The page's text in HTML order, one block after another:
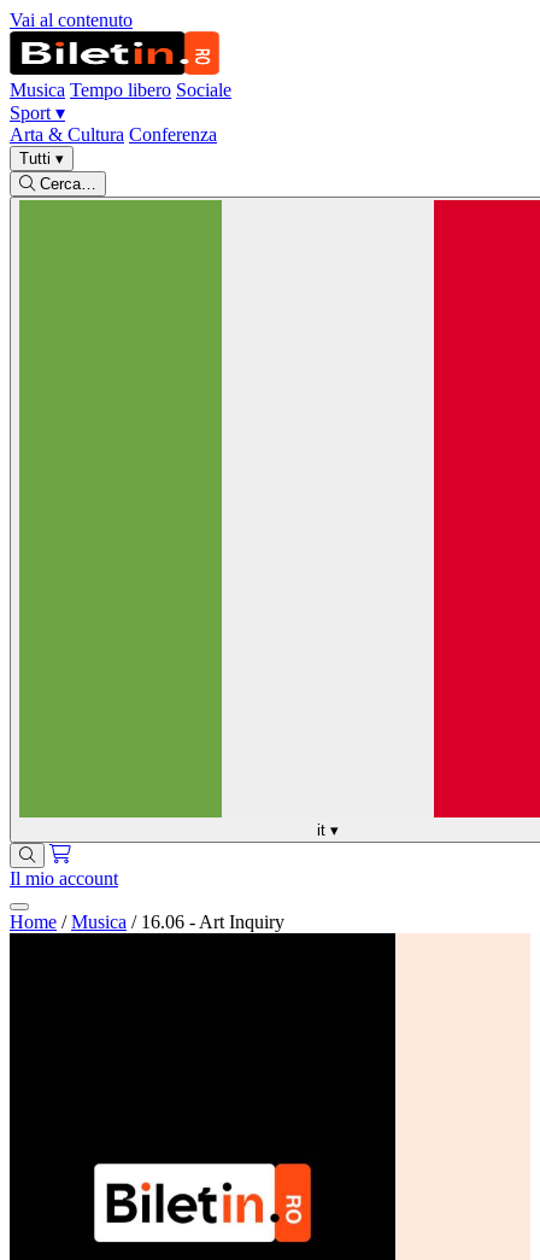
Vai al contenuto
Musica Tempo libero Sociale
Sport ▾
Arta & Cultura Conferenza
Tutti ▾
Cerca…
it ▾
Il mio account
Home / Musica / 16.06 - Art Inquiry